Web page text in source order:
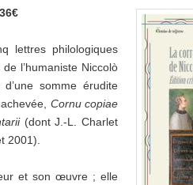
lettres philologiques
l’humaniste Niccolò
somme érudite
Cornu copiae
(dont J.-L. Charlet
2001).
et son œuvre ; elle